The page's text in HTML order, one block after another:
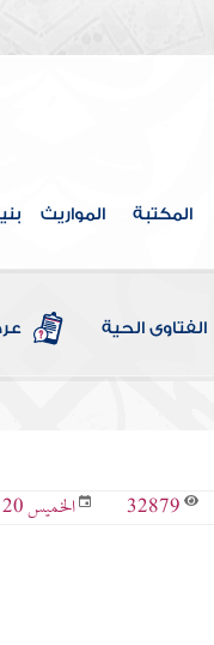
المكتبة المواريث
الفتاوى الحية
32879 الخميس 20 ربيع الآخر 1427 هـ - 18-5-2006 م